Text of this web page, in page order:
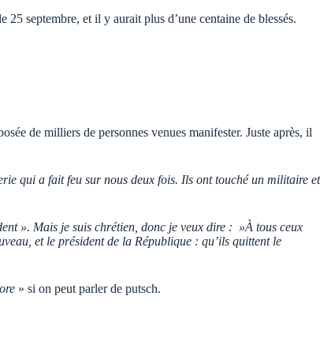
25 septembre, et il y aurait plus d’une centaine de blessés.
de milliers de personnes venues manifester. Juste après, il
qui a fait feu sur nous deux fois. Ils ont touché un militaire et
». Mais je suis chrétien, donc je veux dire : »À tous ceux
et le président de la République : qu’ils quittent le
» si on peut parler de putsch.